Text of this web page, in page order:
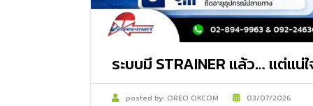
ระบบมี STRAINER แล้ว… แต่แน่
posted by: OREO OKCOM 03/07/2026